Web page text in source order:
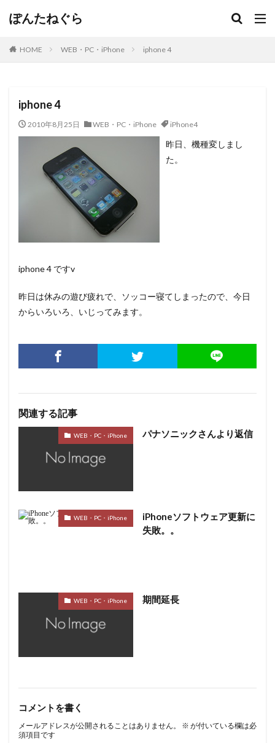
ぽんたねぐら
HOME WEB・PC・iPhone iphone 4
iphone 4
2010年8月25日 WEB・PC・iPhone iPhone4
昨日、機種変しまし
た。
iphone 4 ですv
昨日は休みの遊び疲れで、ソッコー寝てしまったので、今日
からいろいろ、いじってみます。
関連する記事
WEB・PC・iPhone パナソニックさんより返信
WEB・PC・iPhone
iPhoneソフトウェア更新に
失敗。。
WEB・PC・iPhone 期間延長
コメントを書く
メールアドレスが公開されることはありません。 ※ が付いている欄は必
須項目です